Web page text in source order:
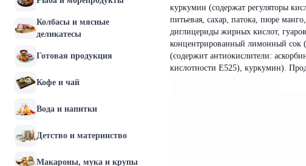
Колбасы и мясные
деликатесы
Готовая продукция
Кофе и чай
Вода и напитки
Детство и материнство
Макароны, мука и крупы
куркумин (содержат регуляторы
питьевая, сахар, патока, пюре
диглицериды жирных кислот,
концентрированный лимонный сок
(содержит антиокислители:
кислотности Е525), куркумин).